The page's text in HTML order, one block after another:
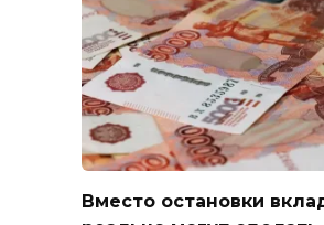
Вместо остановки